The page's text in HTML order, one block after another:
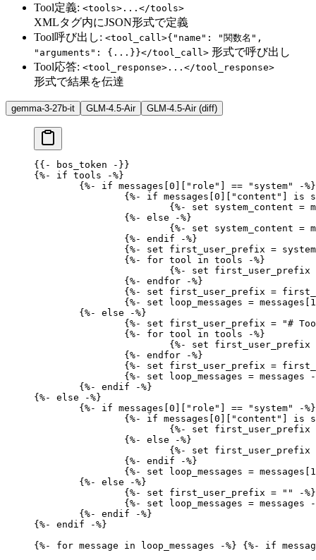
Tool定義: <tools>...</tools>
XMLタグ内にJSON形式で定義
Tool呼び出し: <tool_call>{"name": "関数名",
"arguments": {...}}</tool_call> 形式で呼び出し
Tool応答: <tool_response>...</tool_response>
形式で結果を伝達
gemma-3-27b-it GLM-4.5-Air GLM-4.5-Air (diff)
{{- bos_token -}}
{%-
if tools
-%}
	{%-
if messages[0][ "role" == "system"
-%}
		{%-
if messages[0][ "content" is
			{%-
set system_content =
		{%-
else -%}
			{%-
set system_content =
		{%-
endif -%}
		{%-
set first_user_prefix =
		{%-
for tool in tools
-%}
			{%-
set first_user_prefix
		{%-
endfor -%}
		{%-
set first_user_prefix =
		{%-
set loop_messages =
	{%-
else -%}
		{%-
set first_user_prefix = "#
		{%-
for tool in tools
-%}
			{%-
set first_user_prefix
		{%-
endfor -%}
		{%-
set first_user_prefix =
		{%-
set loop_messages = messages
	{%-
endif -%}
{%-
else -%}
	{%-
if messages[0][ "role" == "system"
-%}
		{%-
if messages[0][ "content" is
			{%-
set first_user_prefix
		{%-
else -%}
			{%-
set first_user_prefix
		{%-
endif -%}
		{%-
set loop_messages =
	{%-
else -%}
		{%-
set first_user_prefix = ""
-%}
		{%-
set loop_messages = messages
	{%-
endif -%}
{%-
endif -%}
{%-
for message in loop_messages -%} {%- if